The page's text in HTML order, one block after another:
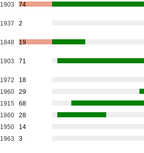
1903 74
1937 2
1848 19
1903 71
1972
18
1960
29
1915
68
1860
28
1950
14
1963 3